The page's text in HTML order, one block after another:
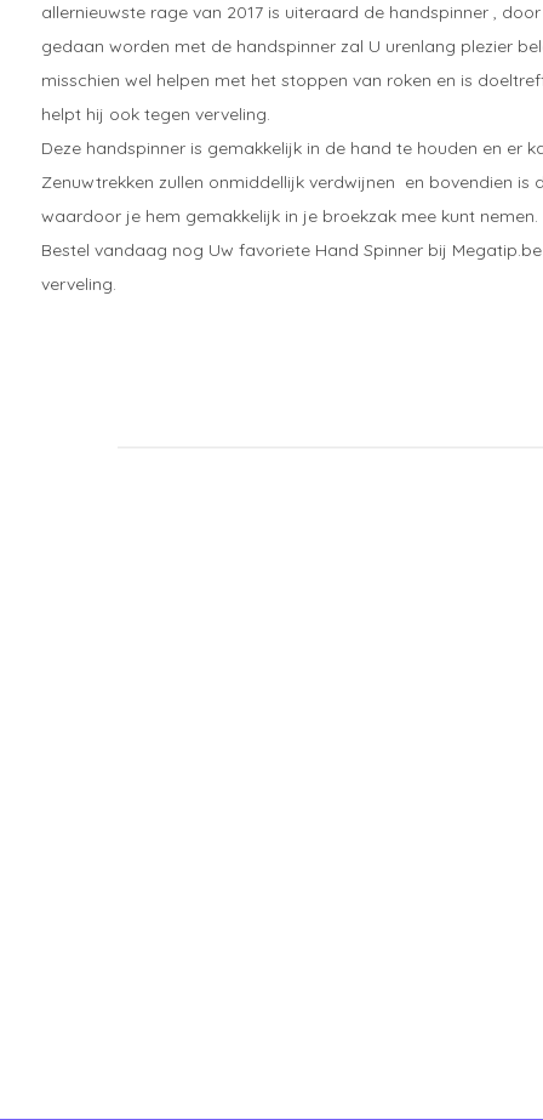
allernieuwste rage van 2017 is uiteraard de handspinner ,
gedaan worden met de handspinner zal U urenlang plezier
misschien wel helpen met het stoppen van roken en is
helpt hij ook tegen verveling.
Deze handspinner is gemakkelijk in de hand te houden en er
Zenuwtrekken zullen onmiddellijk verdwijnen en bovendien is
waardoor je hem gemakkelijk in je broekzak mee kunt nemen.
Bestel vandaag nog Uw favoriete Hand Spinner bij
verveling.